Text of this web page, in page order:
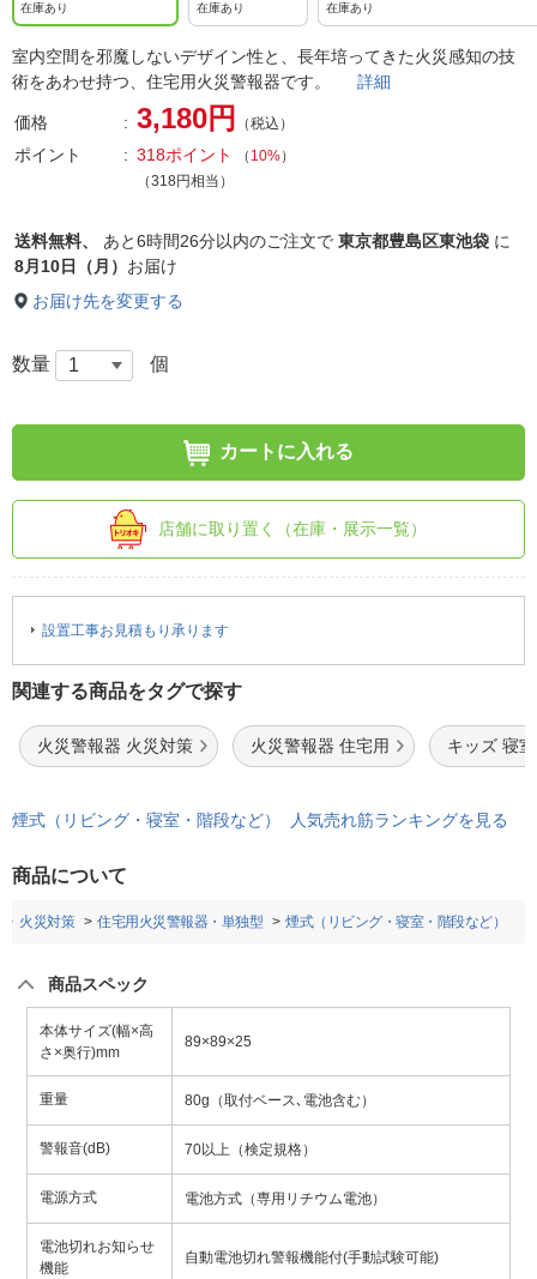
在庫あり 在庫あり 在庫あり
室内空間を邪魔しないデザイン性と、長年培ってきた火災感知の技
術をあわせ持つ、住宅用火災警報器です。 詳細
価格 3,180円 （税込）
ポイント 318ポイント （ 10%）
（318円相当）
送料無料、 あと6時間26分以内のご注文で 東京都豊島区東池袋 に
8月10日（月） お届け
お届け先を変更する
数量 個
カートに入れる
店舗に取り置く（在庫・展示一覧）
設置工事お見積もり承ります
関連する商品をタグで探す
火災警報器 火災対策 火災警報器 住宅用 キッズ 寝室
煙式（リビング・寝室・階段など） 人気売れ筋ランキングを見る
商品について
火災対策 住宅用火災警報器・単独型 煙式（リビング・寝室・階段など）
商品スペック
本体サイズ(幅×高
さ×奥行)mm
89×89×25
重量 80g（取付ベース､電池含む）
警報音(dB) 70以上（検定規格）
電源方式 電池方式（専用リチウム電池）
電池切れお知らせ
機能
自動電池切れ警報機能付(手動試験可能)